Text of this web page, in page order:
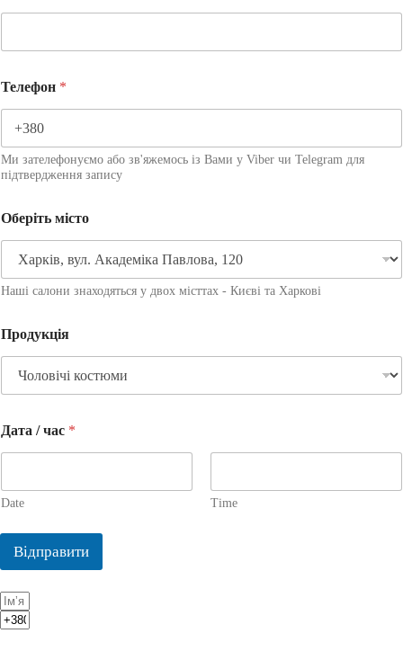
Телефон *
Ми зателефонуємо або зв'яжемось із Вами у Viber чи Telegram для
підтвердження запису
Оберіть місто
Наші салони знаходяться у двох місттах - Києві та Харкові
Продукція
Дата / час *
Date Time
Відправити